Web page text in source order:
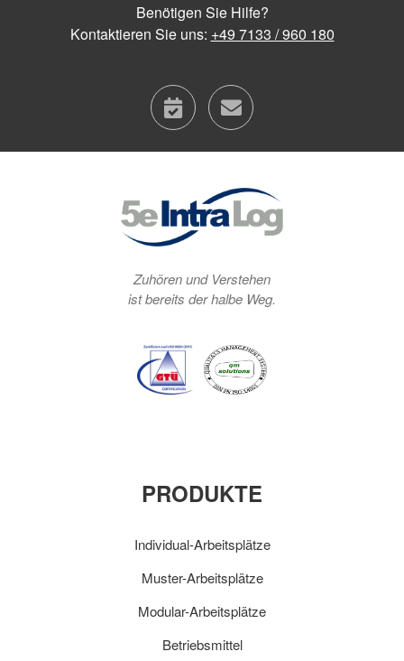
Benötigen Sie Hilfe?
Kontaktieren Sie uns: +49 7133 / 960 180
calendarcontact
Zuhören und Verstehen
ist bereits der halbe Weg.
PRODUKTE
Individual-Arbeitsplätze
Muster-Arbeitsplätze
Modular-Arbeitsplätze
Betriebsmittel